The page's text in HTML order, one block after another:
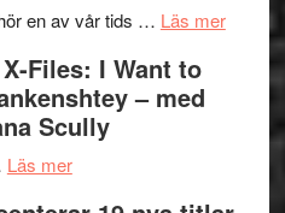
Huskvarna
Park
–
en av vår tids … Läs merom
Festival
Files: I Want to
– med
Scully
Läs merom